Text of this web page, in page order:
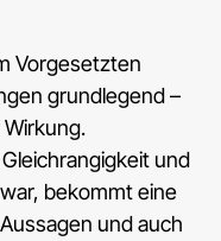
Vorgesetzten
grundlegend –
und
bekommt eine
und auch